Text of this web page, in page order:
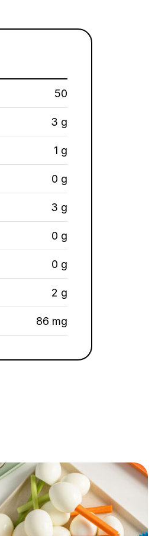
50
3 g
1 g
0 g
3 g
0 g
0 g
2 g
86 mg